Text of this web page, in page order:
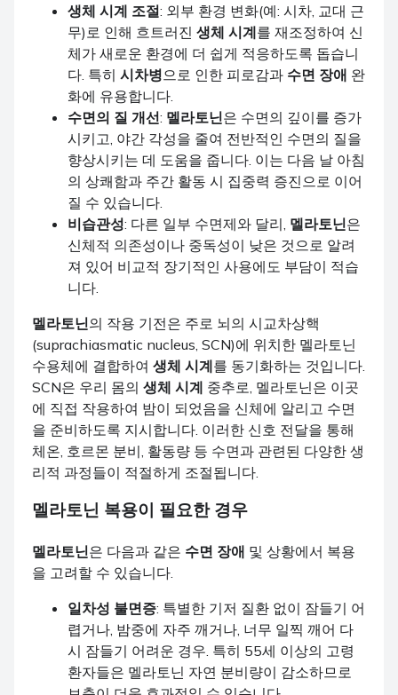
생체 시계 조절: 외부 환경 변화(예: 시차, 교대 근
무)로 인해 흐트러진 생체 시계를 재조정하여 신
체가 새로운 환경에 더 쉽게 적응하도록 돕습니
다. 특히 시차병으로 인한 피로감과 수면 장애 완
화에 유용합니다.
수면의 질 개선: 멜라토닌은 수면의 깊이를 증가
시키고, 야간 각성을 줄여 전반적인 수면의 질을
향상시키는 데 도움을 줍니다. 이는 다음 날 아침
의 상쾌함과 주간 활동 시 집중력 증진으로 이어
질 수 있습니다.
비습관성: 다른 일부 수면제와 달리, 멜라토닌은
신체적 의존성이나 중독성이 낮은 것으로 알려
져 있어 비교적 장기적인 사용에도 부담이 적습
니다.
멜라토닌의 작용 기전은 주로 뇌의 시교차상핵
(suprachiasmatic nucleus, SCN)에 위치한 멜라토닌
수용체에 결합하여 생체 시계를 동기화하는 것입니다.
SCN은 우리 몸의 생체 시계 중추로, 멜라토닌은 이곳
에 직접 작용하여 밤이 되었음을 신체에 알리고 수면
을 준비하도록 지시합니다. 이러한 신호 전달을 통해
체온, 호르몬 분비, 활동량 등 수면과 관련된 다양한 생
리적 과정들이 적절하게 조절됩니다.
멜라토닌 복용이 필요한 경우
멜라토닌은 다음과 같은 수면 장애 및 상황에서 복용
을 고려할 수 있습니다.
일차성 불면증: 특별한 기저 질환 없이 잠들기 어
렵거나, 밤중에 자주 깨거나, 너무 일찍 깨어 다
시 잠들기 어려운 경우. 특히 55세 이상의 고령
환자들은 멜라토닌 자연 분비량이 감소하므로